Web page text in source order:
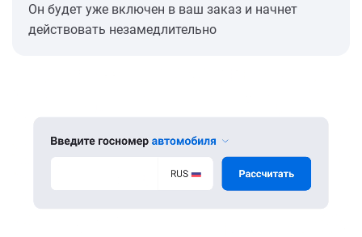
Он будет уже включен в ваш заказ и начнет
действовать незамедлительно